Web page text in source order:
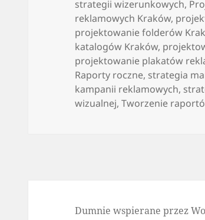
strategii wizerunkowych,
reklamowych Kraków,
projektowanie folderów
katalogów Kraków,
projektowanie plakatów
Raporty roczne, strategia
kampanii reklamowych,
wizualnej,Tworzenie
Dumnie wspierane przez